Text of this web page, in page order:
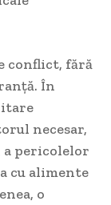
conflict, fără
În
necesar,
a pericolelor
cu alimente
o